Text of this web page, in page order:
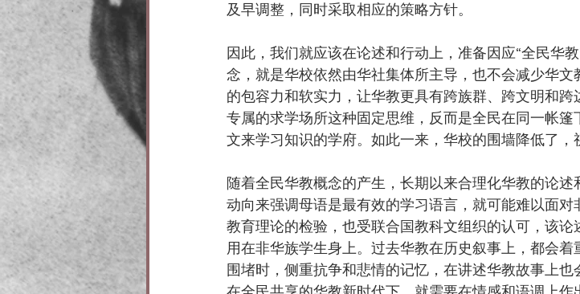
及早调整，同时采取相应的策略方针。
因此，我们就应该在论述和行动上，准备因应“全民华
念，就是华校依然由华社集体所主导，也不会减少华
的包容力和软实力，让华教更具有跨族群、跨文明和
专属的求学场所这种固定思维，反而是全民在同一帐
文来学习知识的学府。如此一来，华校的围墙降低了，
随着全民华教概念的产生，长期以来合理化华教的论
动向来强调母语是最有效的学习语言，就可能难以面
教育理论的检验，也受联合国教科文组织的认可，该
用在非华族学生身上。过去华教在历史叙事上，都会
围堵时，侧重抗争和悲情的记忆，在讲述华教故事上